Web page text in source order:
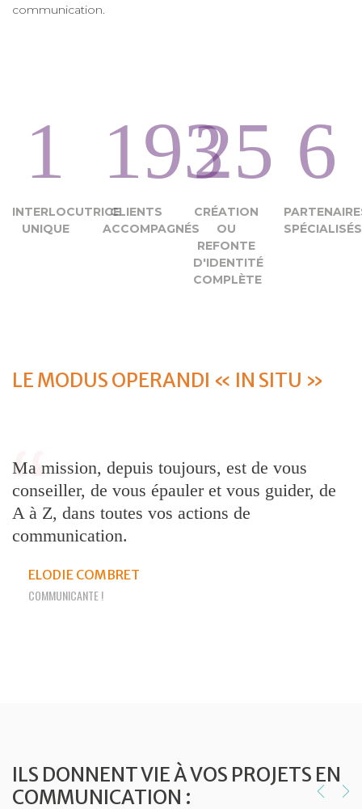
communication.
1
INTERLOCUTRICE
UNIQUE
193
CLIENTS
ACCOMPAGNÉS
25
CRÉATION
OU
REFONTE
D'IDENTITÉ
COMPLÈTE
6
SPÉCIALISÉS
LE MODUS OPERANDI « IN SITU »
Ma mission, depuis toujours, est de vous
conseiller, de vous épauler et vous guider, de
A à Z, dans toutes vos actions de
communication.
ELODIE COMBRET
COMMUNICANTE !
ILS DONNENT VIE À VOS PROJETS EN
COMMUNICATION :